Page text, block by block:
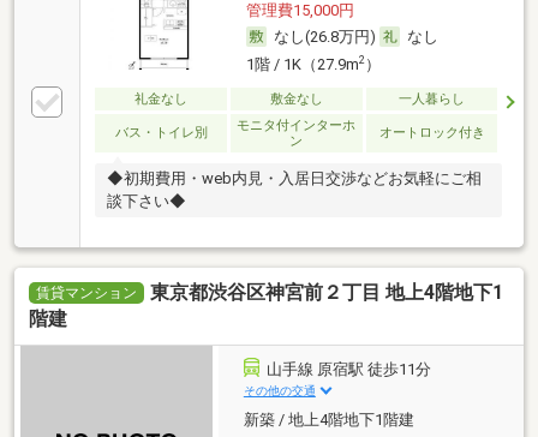
管理費15,000円
なし(26.8万円)
なし
1階 / 1K（27.9m2）
礼金なし 敷金なし 一人暮らし
バス・トイレ別
モニタ付インターホ
ン
オートロック付き
◆初期費用・web内見・入居日交渉などお気軽にご相
談下さい◆
賃貸マンション
東京都渋谷区神宮前２丁目 地上4階地下1
階建
山手線 原宿駅 徒歩11分
その他の交通
新築 / 地上4階地下1階建